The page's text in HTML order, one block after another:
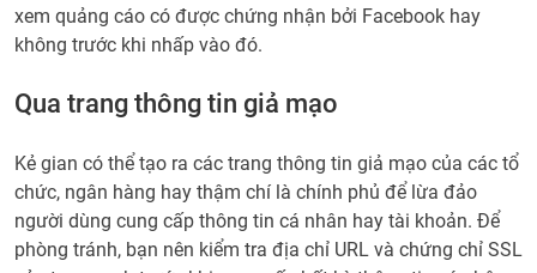
xem quảng cáo có được chứng nhận bởi Facebook hay
không trước khi nhấp vào đó.
Qua trang thông tin giả mạo
Kẻ gian có thể tạo ra các trang thông tin giả mạo của các tổ
chức, ngân hàng hay thậm chí là chính phủ để lừa đảo
người dùng cung cấp thông tin cá nhân hay tài khoản. Để
phòng tránh, bạn nên kiểm tra địa chỉ URL và chứng chỉ SSL